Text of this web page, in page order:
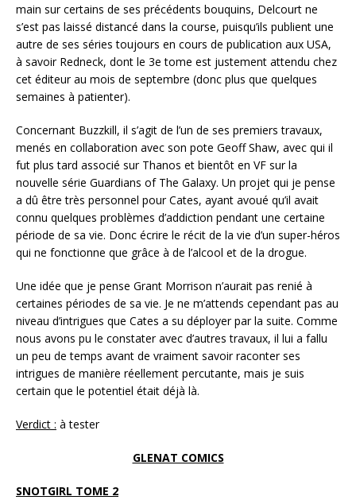
main sur certains de ses précédents bouquins, Delcourt ne
s’est pas laissé distancé dans la course, puisqu’ils publient une
autre de ses séries toujours en cours de publication aux USA,
à savoir Redneck, dont le 3e tome est justement attendu chez
cet éditeur au mois de septembre (donc plus que quelques
semaines à patienter).
Concernant Buzzkill, il s’agit de l’un de ses premiers travaux,
menés en collaboration avec son pote Geoff Shaw, avec qui il
fut plus tard associé sur Thanos et bientôt en VF sur la
nouvelle série Guardians of The Galaxy. Un projet qui je pense
a dû être très personnel pour Cates, ayant avoué qu’il avait
connu quelques problèmes d’addiction pendant une certaine
période de sa vie. Donc écrire le récit de la vie d’un super-héros
qui ne fonctionne que grâce à de l’alcool et de la drogue.
Une idée que je pense Grant Morrison n’aurait pas renié à
certaines périodes de sa vie. Je ne m’attends cependant pas au
niveau d’intrigues que Cates a su déployer par la suite. Comme
nous avons pu le constater avec d’autres travaux, il lui a fallu
un peu de temps avant de vraiment savoir raconter ses
intrigues de manière réellement percutante, mais je suis
certain que le potentiel était déjà là.
Verdict : à tester
GLENAT COMICS
SNOTGIRL TOME 2